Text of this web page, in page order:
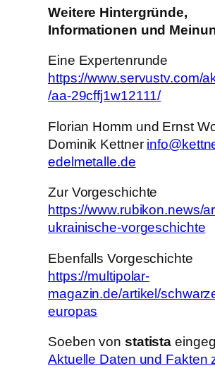
Weitere Hintergründe,
Informationen und
Eine Expertenrunde
https://www.servustv.com/
/aa-29cffj1w12111/
Florian Homm und Ernst
Dominik Kettner
edelmetalle.de
Zur Vorgeschichte
https://www.rubikon.news/
ukrainische-vorgeschichte
Ebenfalls Vorgeschichte
https://multipolar-
magazin.de/artikel/
europas
Soeben von statista
Aktuelle Daten und Fakten